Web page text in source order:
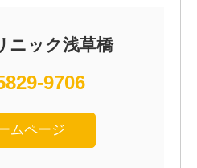
ニック浅草橋
9706
ムページ